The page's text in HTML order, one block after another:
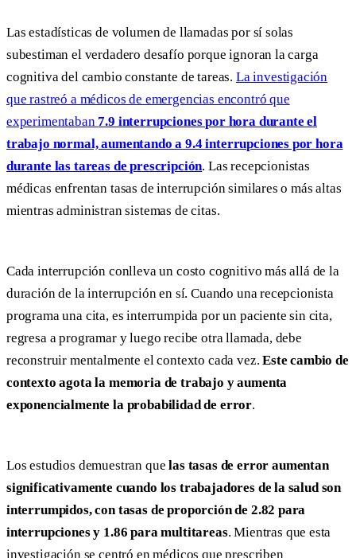
Las estadísticas de volumen de llamadas por sí solas
subestiman el verdadero desafío porque ignoran la carga
cognitiva del cambio constante de tareas. La investigación
que rastreó a médicos de emergencias encontró que
experimentaban 7.9 interrupciones por hora durante el
trabajo normal, aumentando a 9.4 interrupciones por hora
durante las tareas de prescripción. Las recepcionistas
médicas enfrentan tasas de interrupción similares o más altas
mientras administran sistemas de citas.
Cada interrupción conlleva un costo cognitivo más allá de la
duración de la interrupción en sí. Cuando una recepcionista
programa una cita, es interrumpida por un paciente sin cita,
regresa a programar y luego recibe otra llamada, debe
reconstruir mentalmente el contexto cada vez.Este cambio de
contexto agota la memoria de trabajo y aumenta
exponencialmente la probabilidad de error.
Los estudios demuestran quelas tasas de error aumentan
significativamente cuando los trabajadores de la salud son
interrumpidos, con tasas de proporción de 2.82 para
interrupciones y 1.86 para multitareas. Mientras que esta
investigación se centró en médicos que prescriben